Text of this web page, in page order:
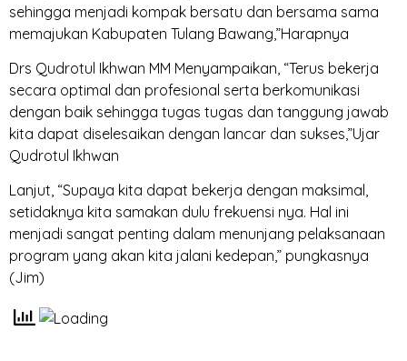
sehingga menjadi kompak bersatu dan bersama sama
memajukan Kabupaten Tulang Bawang,”Harapnya
Drs Qudrotul Ikhwan MM Menyampaikan, “Terus bekerja
secara optimal dan profesional serta berkomunikasi
dengan baik sehingga tugas tugas dan tanggung jawab
kita dapat diselesaikan dengan lancar dan sukses,”Ujar
Qudrotul Ikhwan
Lanjut, “Supaya kita dapat bekerja dengan maksimal,
setidaknya kita samakan dulu frekuensi nya. Hal ini
menjadi sangat penting dalam menunjang pelaksanaan
program yang akan kita jalani kedepan,” pungkasnya
(Jim)